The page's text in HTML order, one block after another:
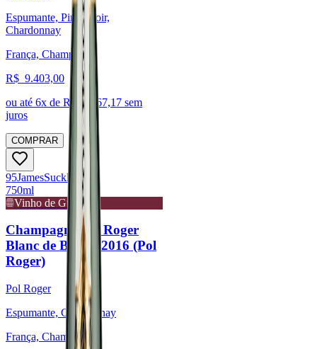
Espumante, Pinot Noir,
Chardonnay
França, Champagne
R$ 9.403,00
ou até 6x de R$ 1.567,17 sem
juros
COMPRAR
95JamesSuckling
750ml
Vinho de Guarda
Champagne Pol Roger
Blanc de Blancs 2016 (Pol
Roger)
Pol Roger
Espumante, Chardonnay
França, Champagne